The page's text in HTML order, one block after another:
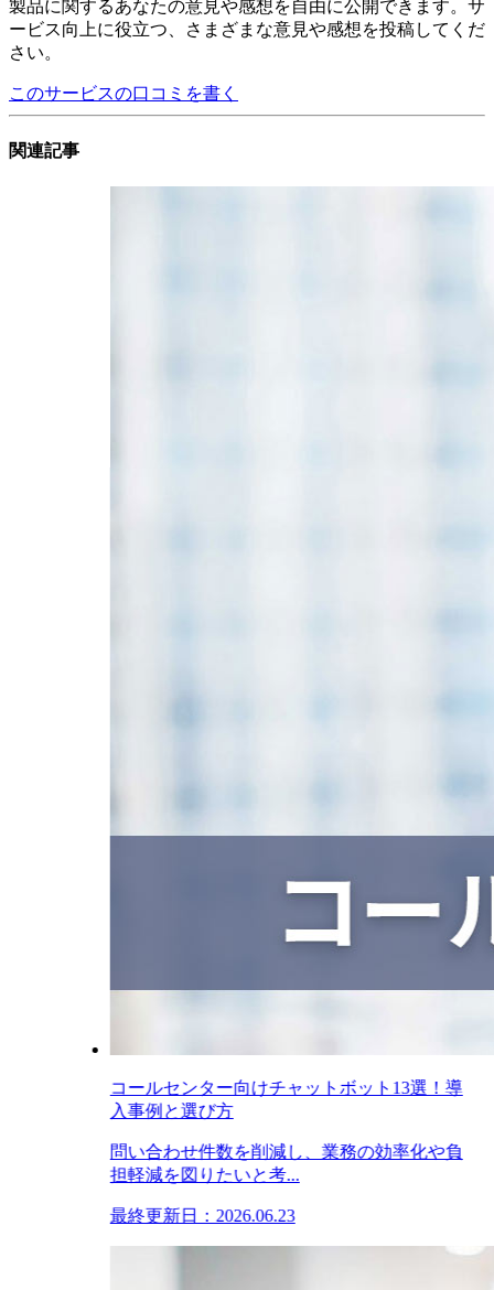
製品に関するあなたの意見や感想を自由に公開できます。サ
ービス向上に役立つ、さまざまな意見や感想を投稿してくだ
さい。
このサービスの口コミを書く
関連記事
コールセンター向けチャットボット13選！導
入事例と選び方
問い合わせ件数を削減し、業務の効率化や負
担軽減を図りたいと考...
最終更新日：2026.06.23